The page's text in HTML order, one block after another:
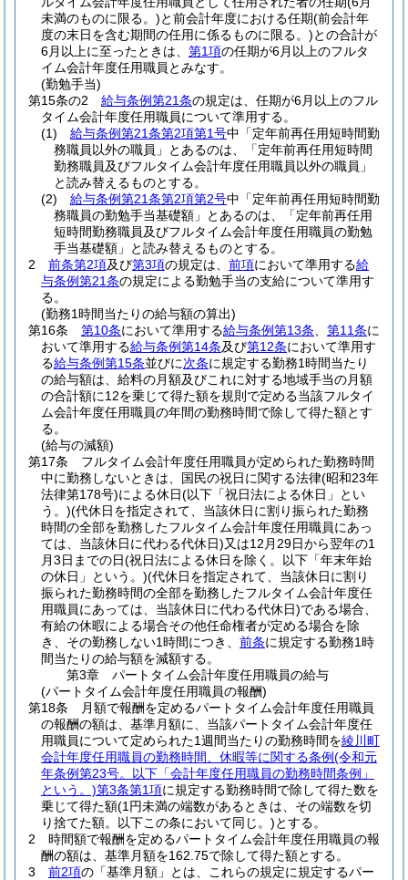
未満のものに限る。)と前会計年度における任期(前会計年
度の末日を含む期間の任用に係るものに限る。)との合計が
6月以上に至ったときは、 第1項の任期が6月以上のフルタ
イム会計年度任用職員とみなす。
(勤勉手当)
第15条の2
給与条例第21条の規定は、任期が6月以上のフル
タイム会計年度任用職員について準用する。
(1)
給与条例第21条第2項第1号中「定年前再任用短時間勤
務職員以外の職員」とあるのは、「定年前再任用短時間
勤務職員及びフルタイム会計年度任用職員以外の職員」
と読み替えるものとする。
(2)
給与条例第21条第2項第2号中「定年前再任用短時間勤
務職員の勤勉手当基礎額」とあるのは、「定年前再任用
短時間勤務職員及びフルタイム会計年度任用職員の勤勉
手当基礎額」と読み替えるものとする。
2
前条第2項及び第3項の規定は、 前項において準用する給
与条例第21条の規定による勤勉手当の支給について準用す
る。
(勤務1時間当たりの給与額の算出)
第16条
第10条において準用する給与条例第13条 第11条に
おいて準用する給与条例第14条及び第12条において準用す
る給与条例第15条並びに次条に規定する勤務1時間当たり
の給与額は、給料の月額及びこれに対する地域手当の月額
の合計額に12を乗じて得た額を規則で定める当該フルタイ
ム会計年度任用職員の年間の勤務時間で除して得た額とす
る。
(給与の減額)
第17条
フルタイム会計年度任用職員が定められた勤務時間
中に勤務しないときは、国民の祝日に関する法律(昭和23年
法律第178号)による休日(以下「祝日法による休日」とい
う。)(代休日を指定されて、当該休日に割り振られた勤務
時間の全部を勤務したフルタイム会計年度任用職員にあっ
ては、当該休日に代わる代休日)又は12月29日から翌年の1
月3日までの日(祝日法による休日を除く。以下「年末年始
の休日」という。)(代休日を指定されて、当該休日に割り
振られた勤務時間の全部を勤務したフルタイム会計年度任
用職員にあっては、当該休日に代わる代休日)である場合、
有給の休暇による場合その他任命権者が定める場合を除
き、その勤務しない1時間につき、 前条に規定する勤務1時
間当たりの給与額を減額する。
第3章
パートタイム会計年度任用職員の給与
(パートタイム会計年度任用職員の報酬)
第18条
月額で報酬を定めるパートタイム会計年度任用職員
の報酬の額は、基準月額に、当該パートタイム会計年度任
用職員について定められた1週間当たりの勤務時間を綾川町
会計年度任用職員の勤務時間、休暇等に関する条例(令和元
年条例第23号。以下「会計年度任用職員の勤務時間条例」
という。)第3条第1項に規定する勤務時間で除して得た数を
乗じて得た額(1円未満の端数があるときは、その端数を切
り捨てた額。以下この条において同じ。)とする。
2
時間額で報酬を定めるパートタイム会計年度任用職員の報
酬の額は、基準月額を162.75で除して得た額とする。
3
前2項の「基準月額」とは、これらの規定に規定するパー